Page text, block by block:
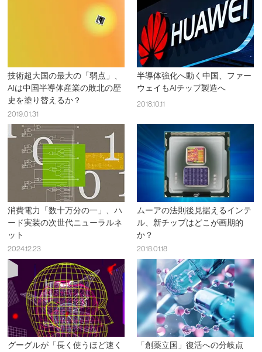
技術超大国の最大の「弱点」、
AIは中国半導体産業の敗北の歴
史を塗り替えるか？
2019.01.31
半導体強化へ動く中国、ファー
ウェイもAIチップ製造へ
2018.10.11
消費電力「数十万分の一」、ハ
ード実装の次世代ニューラルネ
ット
2024.12.23
ムーアの法則後見据えるインテ
ル、新チップはどこが画期的
か？
2018.01.18
グーグルが「長く使うほど速く
「創薬立国」復活への分岐点